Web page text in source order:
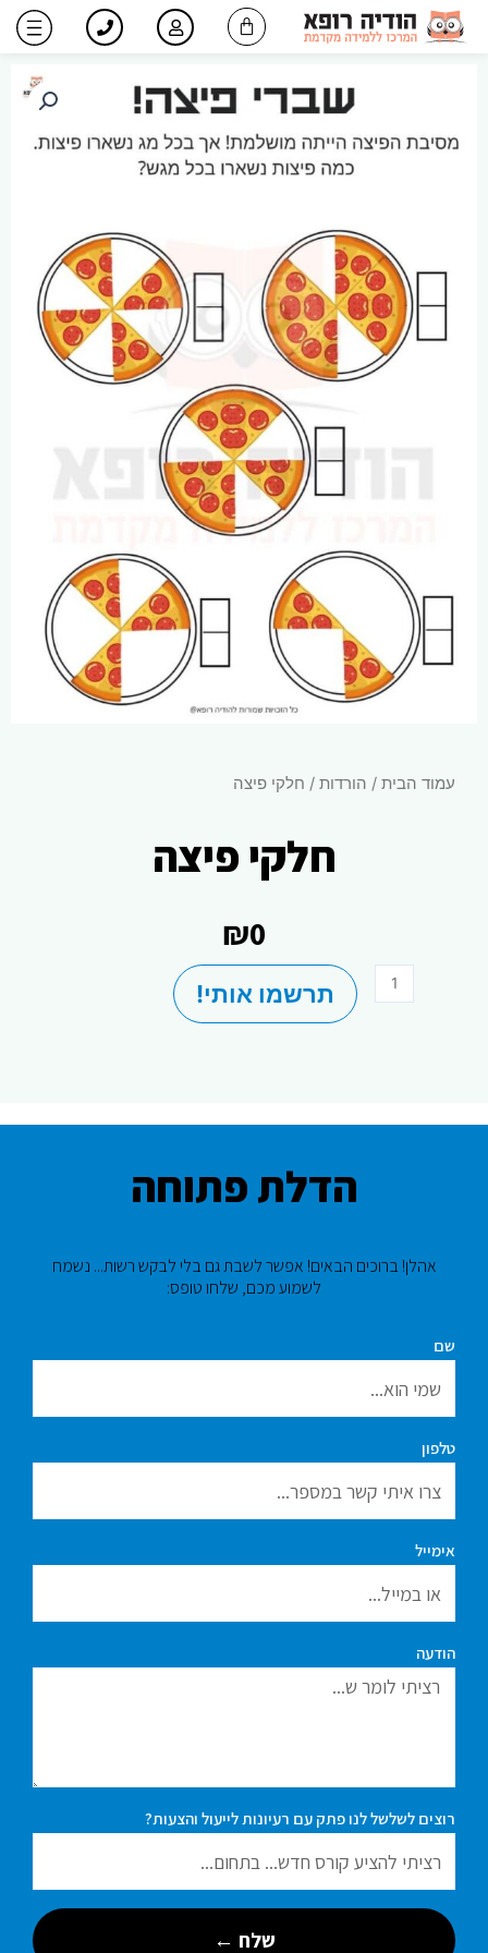
דילוג
לתוכן
עגלת
קניות
עמוד הבית / הורדות / חלקי פיצה
חלקי פיצה
₪0
תרשמו אותי!
הדלת פתוחה
אהלן! ברוכים הבאים! אפשר לשבת גם בלי לבקש רשות... נשמח
לשמוע מכם, שלחו טופס:​
שם
טלפון
אימייל
הודעה
רוצים לשלשל לנו פתק עם רעיונות לייעול והצעות?
שלח ←